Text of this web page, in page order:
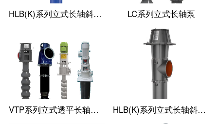
HLB(K)系列立式长轴斜流泵 LC系列立式长轴泵
VTP系列立式透平长轴泵(国外使用) HLB(K)系列立式长轴斜流透平泵